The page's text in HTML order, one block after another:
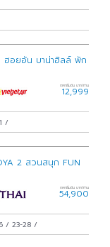
ฮอยอัน บาน่าฮิลล์ พัก
ราคาเริ่มต้น บาท/ท่าน
12,999
/
2 สวนสนุก FUN
ราคาเริ่มต้น บาท/ท่าน
54,900
/23-28/